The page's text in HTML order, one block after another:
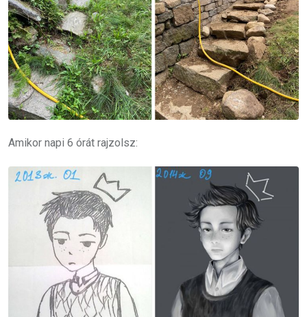
Amikor napi 6 órát rajzolsz: